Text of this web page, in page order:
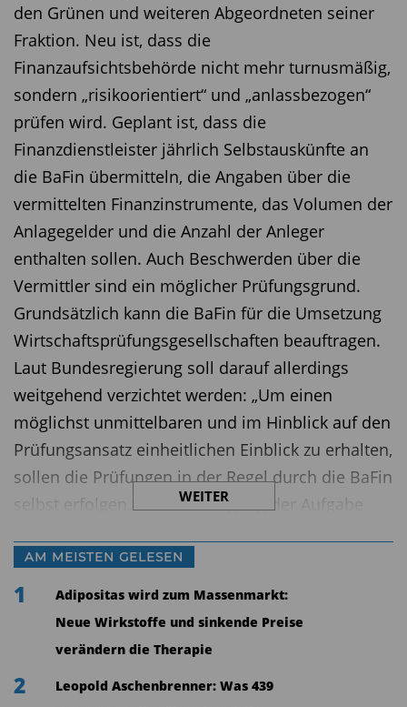
den Grünen und weiteren Abgeordneten seiner
Fraktion. Neu ist, dass die
Finanzaufsichtsbehörde nicht mehr turnusmäßig,
sondern „risikoorientiert“ und „anlassbezogen“
prüfen wird. Geplant ist, dass die
Finanzdienstleister jährlich Selbstauskünfte an
die BaFin übermitteln, die Angaben über die
vermittelten Finanzinstrumente, das Volumen der
Anlagegelder und die Anzahl der Anleger
enthalten sollen. Auch Beschwerden über die
Vermittler sind ein möglicher Prüfungsgrund.
Grundsätzlich kann die BaFin für die Umsetzung
Wirtschaftsprüfungsgesellschaften beauftragen.
Laut Bundesregierung soll darauf allerdings
weitgehend verzichtet werden: „Um einen
möglichst unmittelbaren und im Hinblick auf den
Prüfungsansatz einheitlichen Einblick zu erhalten,
sollen die Prüfungen in der Regel durch die BaFin
selbst erfolgen.“ Zur Bewältigung der Aufgabe
Prüfungsverfahren eingeplant.
Kostenkaskaden
Der geplante Regulierungs-Exzess lässt
schießen. Geplant sind mehrere
WEITER
AM MEISTEN GELESEN
1
Adipositas wird zum Massenmarkt:
Neue Wirkstoffe und sinkende Preise
verändern die Therapie
2
Leopold Aschenbrenner: Was 439